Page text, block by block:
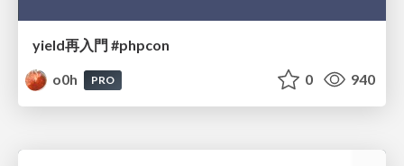
yield再入門 #phpcon
o0h
PRO 0 940